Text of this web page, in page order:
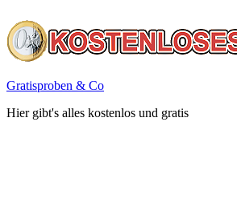
Gratisproben & Co
Hier gibt's alles kostenlos und gratis